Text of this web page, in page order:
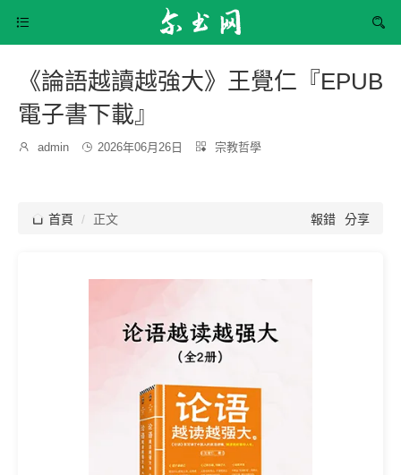


《論語越讀越強大》王覺仁『EPUB
電子書下載』

博
admin  發
2026年06月26日 
分
宗教哲學
 首頁 正文 報錯 分享